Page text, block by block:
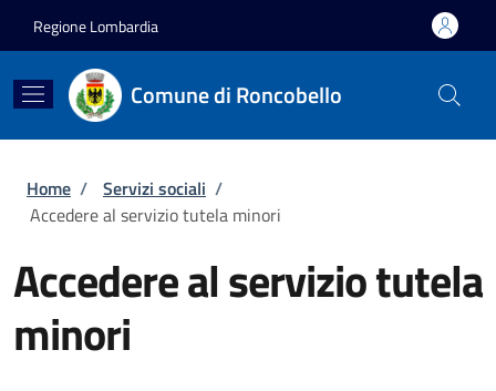
Regione Lombardia
Comune di Roncobello
Briciole di pane
Home / Servizi sociali /
Accedere al servizio tutela minori
Accedere al servizio tutela
minori